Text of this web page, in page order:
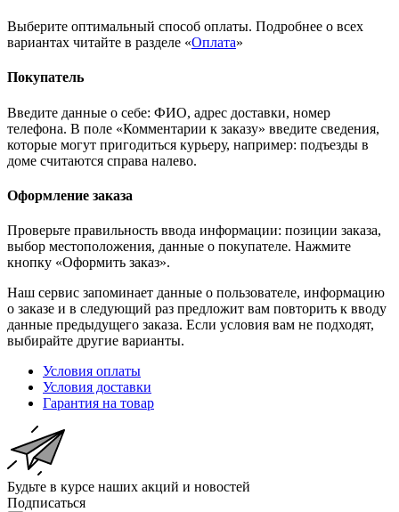
Выберите оптимальный способ оплаты. Подробнее о всех
вариантах читайте в разделе «Оплата»
Покупатель
Введите данные о себе: ФИО, адрес доставки, номер
телефона. В поле «Комментарии к заказу» введите сведения,
которые могут пригодиться курьеру, например: подъезды в
доме считаются справа налево.
Оформление заказа
Проверьте правильность ввода информации: позиции заказа,
выбор местоположения, данные о покупателе. Нажмите
кнопку «Оформить заказ».
Наш сервис запоминает данные о пользователе, информацию
о заказе и в следующий раз предложит вам повторить к вводу
данные предыдущего заказа. Если условия вам не подходят,
выбирайте другие варианты.
Условия оплаты
Условия доставки
Гарантия на товар
Будьте в курсе наших акций и новостей
Подписаться